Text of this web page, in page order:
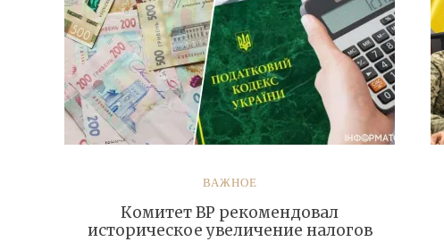
ВАЖНОЕ
Комитет ВР рекомендовал
историческое увеличение налогов